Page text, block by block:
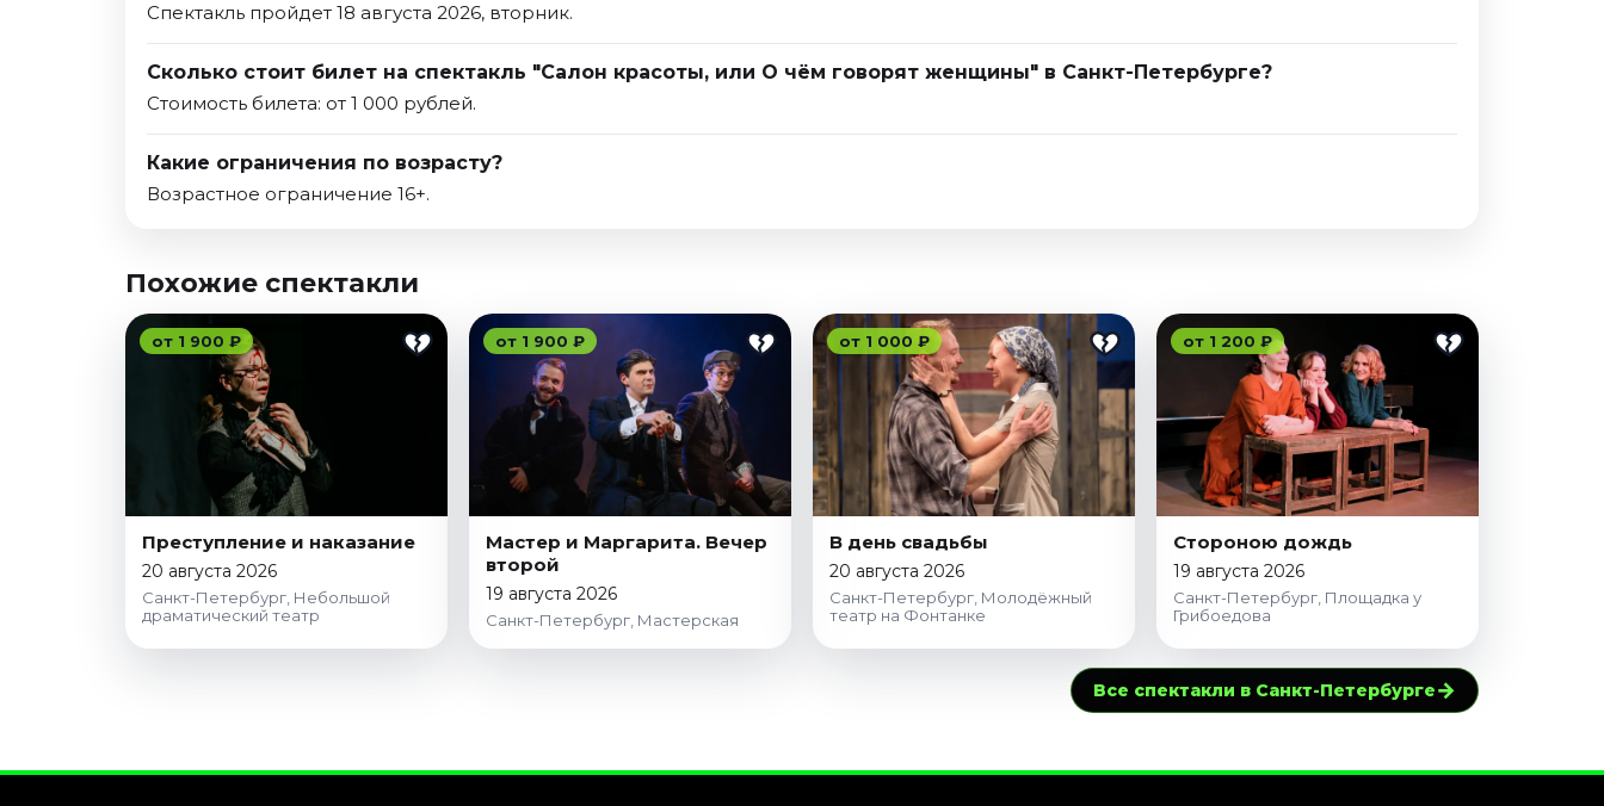
Спектакль пройдет 18 августа 2026, вторник.
Сколько стоит билет на спектакль "Салон красоты, или О чём говорят женщины" в Санкт-Петербурге?
Стоимость билета: от 1 000 рублей.
Какие ограничения по возрасту?
Возрастное ограничение 16+.
Похожие спектакли
от 1 900 ₽
Преступление и наказание
20 августа 2026
Санкт-Петербург, Небольшой
драматический театр
от 1 900 ₽
Мастер и Маргарита. Вечер
второй
19 августа 2026
Санкт-Петербург, Мастерская
от 1 000 ₽
В день свадьбы
20 августа 2026
Санкт-Петербург, Молодёжный
театр на Фонтанке
от 1 200 ₽
Стороною дождь
19 августа 2026
Санкт-Петербург, Площадка у
Грибоедова
Все спектакли в Санкт-Петербурге→